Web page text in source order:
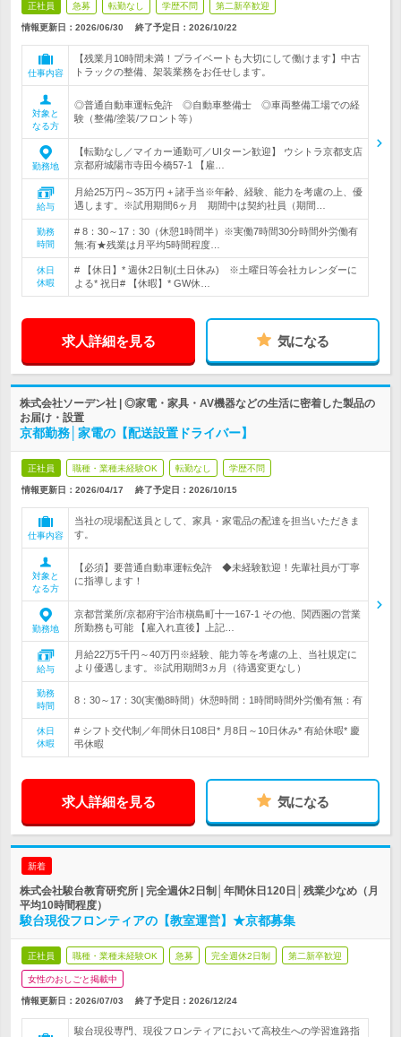
正社員 急募 転勤なし 学歴不問 第二新卒歓迎
情報更新日：2026/06/30 終了予定日： 2026/10/22
仕事内容
【残業月10時間未満！プライベートも大切にして働けます】中古
トラックの整備、架装業務をお任せします。
対象と
なる方
◎普通自動車運転免許 ◎自動車整備士 ◎車両整備工場での経
験（整備/塗装/フロント等）
勤務地
【転勤なし／マイカー通勤可／UIターン歓迎】 ウシトラ京都支店
京都府城陽市寺田今橋57‐1 【雇…
給与
月給25万円～35万円 + 諸手当※年齢、経験、能力を考慮の上、優
遇します。※試用期間6ヶ月 期間中は契約社員（期間…
勤務
時間
# 8：30～17：30（休憩1時間半）※実働7時間30分時間外労働有
無:有★残業は月平均5時間程度…
休日
休暇
# 【休日】* 週休2日制(土日休み) ※土曜日等会社カレンダーに
よる* 祝日# 【休暇】* GW休…
求人詳細を見る 気になる
株式会社ソーデン社 | ◎家電・家具・AV機器などの生活に密着した製品の
お届け・設置
京都勤務│家電の【配送設置ドライバー】
正社員 職種・業種未経験OK 転勤なし 学歴不問
情報更新日：2026/04/17 終了予定日： 2026/10/15
仕事内容
当社の現場配送員として、家具・家電品の配達を担当いただきま
す。
対象と
なる方
【必須】要普通自動車運転免許 ◆未経験歓迎！先輩社員が丁寧
に指導します！
勤務地
京都営業所/京都府宇治市槇島町十一167-1 その他、関西圏の営業
所勤務も可能 【雇入れ直後】上記…
給与
月給22万5千円～40万円※経験、能力等を考慮の上、当社規定に
より優遇します。※試用期間3ヵ月（待遇変更なし）
勤務
時間
8：30～17：30(実働8時間）休憩時間：1時間時間外労働有無：有
休日
休暇
# シフト交代制／年間休日108日* 月8日～10日休み* 有給休暇* 慶
弔休暇
求人詳細を見る 気になる
新着
株式会社駿台教育研究所 | 完全週休2日制│年間休日120日│残業少なめ（月
平均10時間程度）
駿台現役フロンティアの【教室運営】★京都募集
正社員 職種・業種未経験OK 急募 完全週休2日制 第二新卒歓迎
女性のおしごと掲載中
情報更新日：2026/07/03 終了予定日： 2026/12/24
駿台現役専門、現役フロンティアにおいて高校生への学習進路指